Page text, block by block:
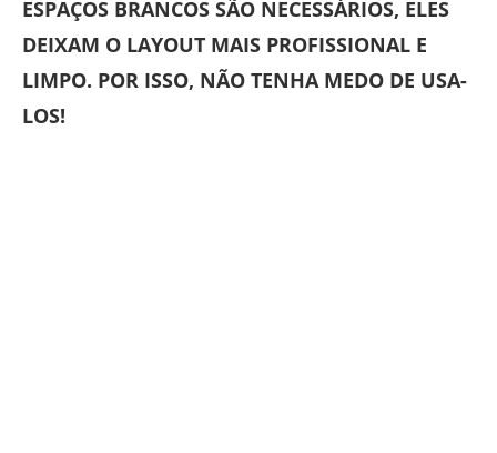
ESPAÇOS BRANCOS SÃO NECESSÁRIOS, ELES
DEIXAM O LAYOUT MAIS PROFISSIONAL E
LIMPO. POR ISSO, NÃO TENHA MEDO DE USA-
LOS!